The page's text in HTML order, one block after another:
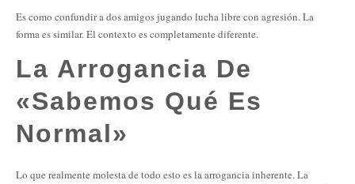
Es como confundir a dos amigos jugando lucha libre con agresión. La
forma es similar. El contexto es completamente diferente.
La Arrogancia De
«Sabemos Qué Es
Normal»
Lo que realmente molesta de todo esto es la arrogancia inherente. La